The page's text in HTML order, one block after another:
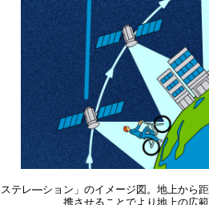
ステレ―ション」のイメージ図。地上から
携させることでより地上の広